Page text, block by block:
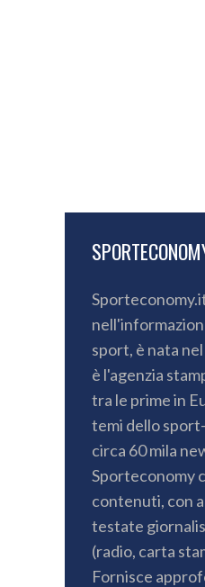
sport, è nata
è l'agenzia
tra le prime in
temi dello
circa 60 mila
Sporteconomy
contenuti, con
testate
(radio, carta
Fornisce